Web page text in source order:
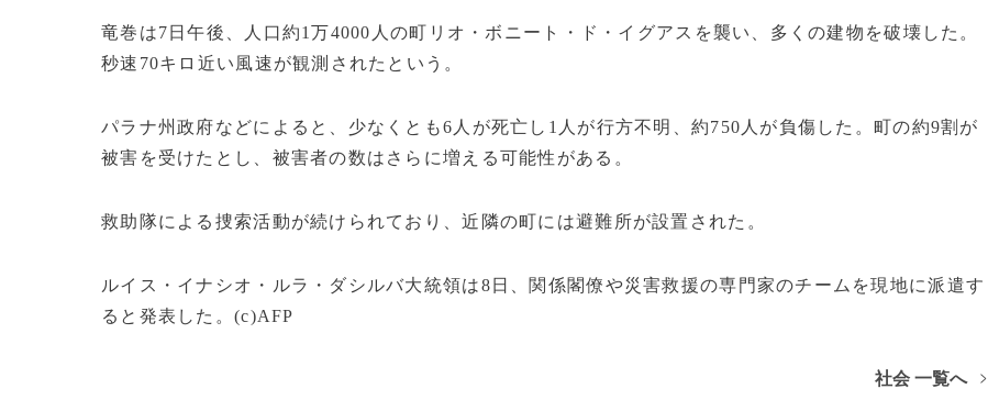
竜巻は7日午後、人口約1万4000人の町リオ・ボニート・ド・イグアスを襲い、多くの建物を破壊した。
秒速70キロ近い風速が観測されたという。
パラナ州政府などによると、少なくとも6人が死亡し1人が行方不明、約750人が負傷した。町の約9割が
被害を受けたとし、被害者の数はさらに増える可能性がある。
救助隊による捜索活動が続けられており、近隣の町には避難所が設置された。
ルイス・イナシオ・ルラ・ダシルバ大統領は8日、関係閣僚や災害救援の専門家のチームを現地に派遣す
ると発表した。(c)AFP
社会 一覧へ >